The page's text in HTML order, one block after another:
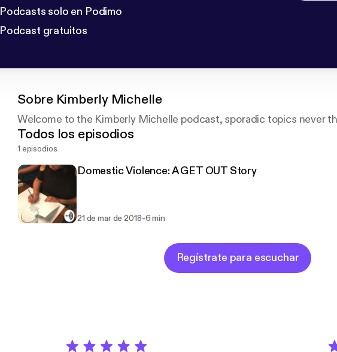
Podcasts solo en Podimo
Podcast gratuitos
Sobre Kimberly Michelle
Welcome to the Kimberly Michelle podcast, sporadic topics never
Todos los episodios
1 episodios
Domestic Violence: A GET OUT Story
21 de mar de 2018-6 min
Regístrate para escuchar